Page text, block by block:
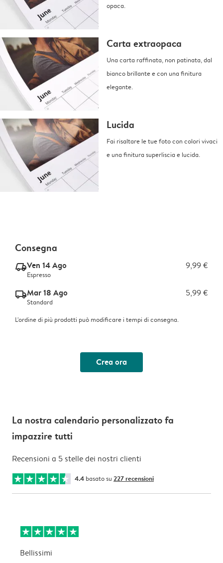
opaca.
Carta extraopaca
Una carta raffinata, non patinata, dal
bianco brillante e con una finitura
elegante.
Lucida
Fai risaltare le tue foto con colori vivaci
e una finitura superliscia e lucida.
Consegna
delivery_express_v2Ven 14 Ago 9,99 €
Espresso
delivery_standard_v2Mar 18 Ago 5,99 €
Standard
L'ordine di più prodotti può modificare i tempi di consegna.
Crea ora
La nostra calendario personalizzato fa
impazzire tutti
Recensioni a 5 stelle dei nostri clienti
4.4 basato su 227 recensioni
Bellissimi